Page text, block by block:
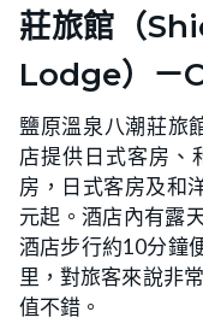
莊旅館（
Lodge）－
鹽原溫泉八潮莊旅
店提供日式客房、
房，日式客房及和
元起。酒店內有露
酒店步行約10分鐘
里，對旅客來說非
值不錯。